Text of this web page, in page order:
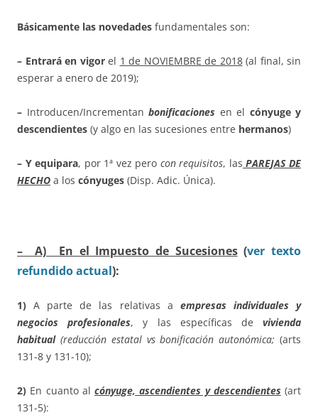
Básicamente las novedades fundamentales son:
– Entrará en vigor el 1 de NOVIEMBRE de 2018(al final, sin
esperar a enero de 2019);
– Introducen/Incrementan bonificaciones en el cónyuge y
descendientes (y algo en las sucesiones entre hermanos)
– Y equipara, por 1ª vez pero con requisitos, las PAREJAS DE
HECHO a los cónyuges (Disp. Adic. Única).
– A) En el Impuesto de Sucesiones(ver texto
refundido actual):
1) A parte de las relativas a empresas individuales y
negocios profesionales, y las específicas devivienda
habitual(reducción estatal vs bonificación autonómica; (arts
131-8 y 131-10);
2) En cuanto al cónyuge, ascendientes y descendientes (art
131-5):